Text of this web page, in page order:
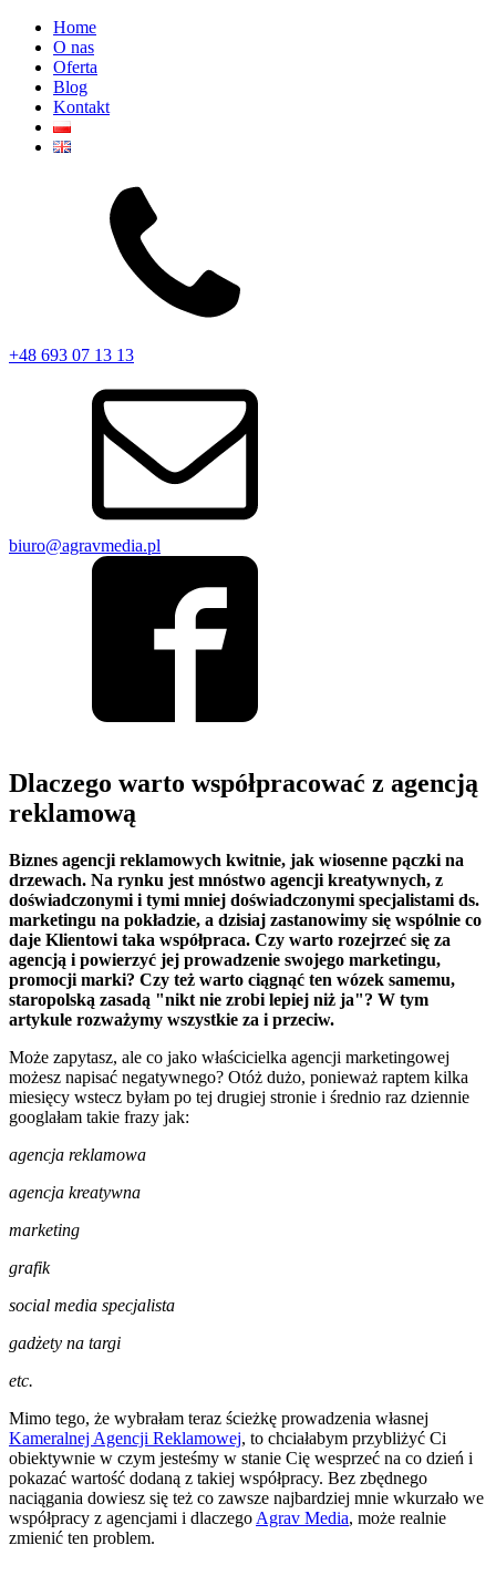
Home
O nas
Oferta
Blog
Kontakt
+48 693 07 13 13
biuro@agravmedia.pl
Dlaczego warto współpracować z agencją
reklamową
Biznes agencji reklamowych kwitnie, jak wiosenne pączki na
drzewach. Na rynku jest mnóstwo agencji kreatywnych, z
doświadczonymi i tymi mniej doświadczonymi specjalistami ds.
marketingu na pokładzie, a dzisiaj zastanowimy się wspólnie co
daje Klientowi taka współpraca. Czy warto rozejrzeć się za
agencją i powierzyć jej prowadzenie swojego marketingu,
promocji marki? Czy też warto ciągnąć ten wózek samemu,
staropolską zasadą "nikt nie zrobi lepiej niż ja"? W tym
artykule rozważymy wszystkie za i przeciw.
Może zapytasz, ale co jako właścicielka agencji marketingowej
możesz napisać negatywnego? Otóż dużo, ponieważ raptem kilka
miesięcy wstecz byłam po tej drugiej stronie i średnio raz dziennie
googlałam takie frazy jak:
agencja reklamowa
agencja kreatywna
marketing
grafik
social media specjalista
gadżety na targi
etc.
Mimo tego, że wybrałam teraz ścieżkę prowadzenia własnej
Kameralnej Agencji Reklamowej, to chciałabym przybliżyć Ci
obiektywnie w czym jesteśmy w stanie Cię wesprzeć na co dzień i
pokazać wartość dodaną z takiej współpracy. Bez zbędnego
naciągania dowiesz się też co zawsze najbardziej mnie wkurzało we
współpracy z agencjami i dlaczego Agrav Media, może realnie
zmienić ten problem.